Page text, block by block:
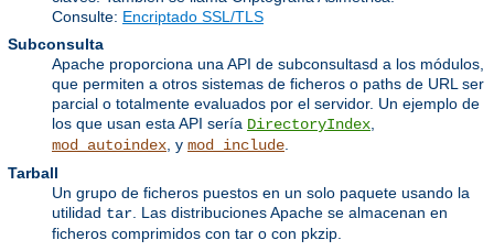
Consulte: Encriptado SSL/TLS
Subconsulta
Apache proporciona una API de subconsultasd a los módulos,
que permiten a otros sistemas de ficheros o paths de URL ser
parcial o totalmente evaluados por el servidor. Un ejemplo de
los que usan esta API sería DirectoryIndex
mod_autoindex , y mod_include
Tarball
Un grupo de ficheros puestos en un solo paquete usando la
utilidad tar . Las distribuciones Apache se almacenan en
ficheros comprimidos con tar o con pkzip.